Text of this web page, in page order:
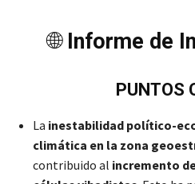
🌐 Informe de
PUNTOS
La inestabilidad político-
climática en la zona
contribuido al incremento